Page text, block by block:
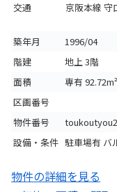
交通
京阪本線 守
築年月 1996/04
階建
地上 3階
面積
専有
区画番号
物件番号
toukoutyou2
設備・条件 駐車場有 バ
物件の詳細を見る